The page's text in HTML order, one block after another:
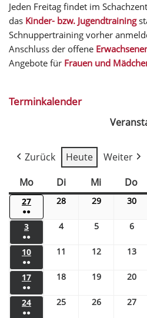
Jeden Freitag findet im
das Kinder- bzw. Jugendtraining
Schnuppertraining vorher
Anschluss der offene
Angebote für Frauen und
Terminkalender
Zurück Heute
Weiter
Mo
Di Mi Do
27
●●
28 29 30
3
●●
4 5 6
10
●●
11 12 13
17
●●
18 19 20
24
●●
25 26 27